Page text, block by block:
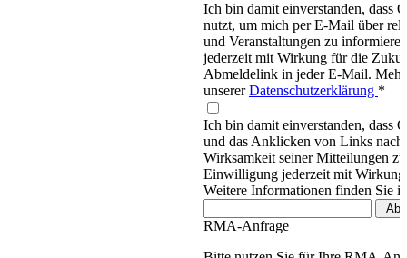
Ich bin damit einverstanden, dass
nutzt, um mich per E-Mail über
und Veranstaltungen zu
jederzeit mit Wirkung für die
Abmeldelink in jeder E-Mail.
unsererDatenschutzerklärung *
Ich bin damit einverstanden, dass
und das Anklicken von Links
Wirksamkeit seiner Mitteilungen
Einwilligung jederzeit mit
Weitere Informationen finden Sie
RMA-Anfrage